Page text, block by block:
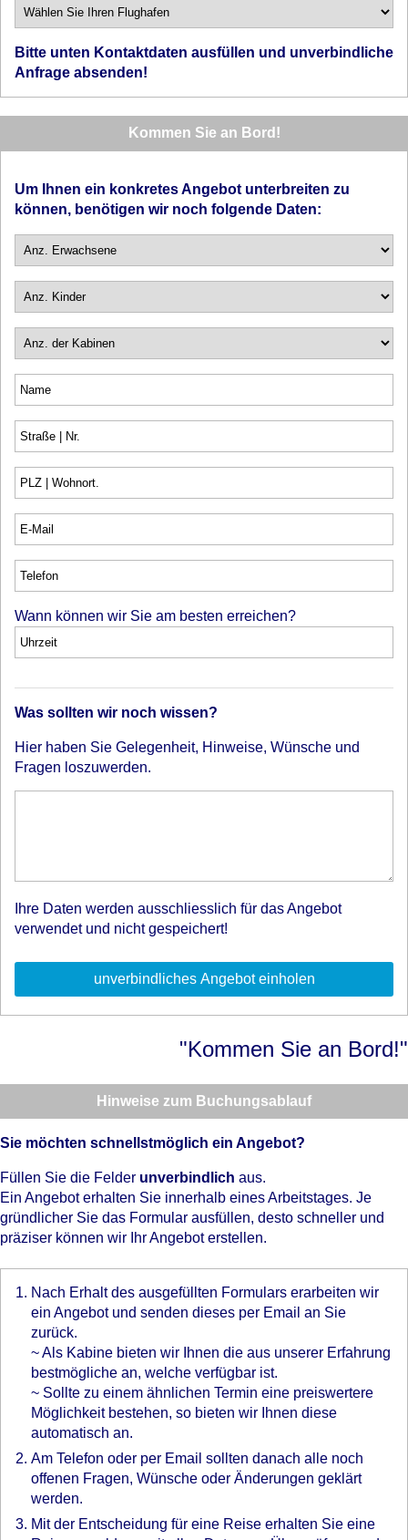
Bitte unten Kontaktdaten ausfüllen und unverbindliche
Anfrage absenden!
Kommen Sie an Bord!
Um Ihnen ein konkretes Angebot unterbreiten zu
können, benötigen wir noch folgende Daten:
Wann können wir Sie am besten erreichen?
Was sollten wir noch wissen?
Hier haben Sie Gelegenheit, Hinweise, Wünsche und
Fragen loszuwerden.
Ihre Daten werden ausschliesslich für das Angebot
verwendet und nicht gespeichert!
"Kommen Sie an Bord!"
Hinweise zum Buchungsablauf
Sie möchten schnellstmöglich ein Angebot?
Füllen Sie die Felder unverbindlich aus.
Ein Angebot erhalten Sie innerhalb eines Arbeitstages. Je
gründlicher Sie das Formular ausfüllen, desto schneller und
präziser können wir Ihr Angebot erstellen.
Nach Erhalt des ausgefüllten Formulars erarbeiten wir
ein Angebot und senden dieses per Email an Sie
zurück.
~ Als Kabine bieten wir Ihnen die aus unserer Erfahrung
bestmögliche an, welche verfügbar ist.
~ Sollte zu einem ähnlichen Termin eine preiswertere
Möglichkeit bestehen, so bieten wir Ihnen diese
automatisch an.
Am Telefon oder per Email sollten danach alle noch
offenen Fragen, Wünsche oder Änderungen geklärt
werden.
Mit der Entscheidung für eine Reise erhalten Sie eine